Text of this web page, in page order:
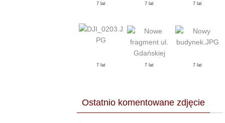
7 lat 7 lat 7 lat
7 lat 7 lat 7 lat
Ostatnio komentowane zdjęcie